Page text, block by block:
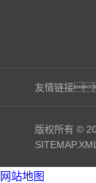
友情链接
版权所有 ©
SITEMAP.XML
网站地图